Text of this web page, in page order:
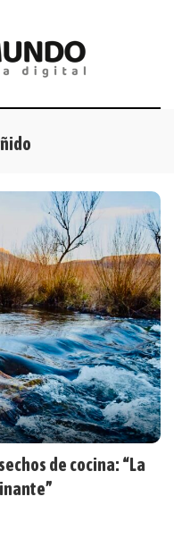
de cocina: “La